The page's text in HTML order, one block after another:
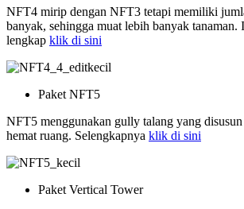
NFT4 mirip dengan NFT3 tetapi memiliki
banyak, sehingga muat lebih banyak tanaman.
lengkap klik di sini
Paket NFT5
NFT5 menggunakan gully talang yang
hemat ruang. Selengkapnya klik di sini
Paket Vertical Tower